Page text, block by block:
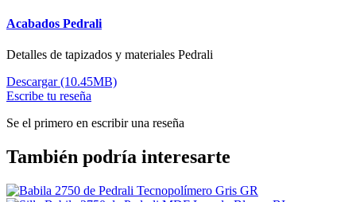
Acabados Pedrali
Detalles de tapizados y materiales Pedrali
Descargar (10.45MB)
Escribe tu reseña
Se el primero en escribir una reseña
También podría interesarte